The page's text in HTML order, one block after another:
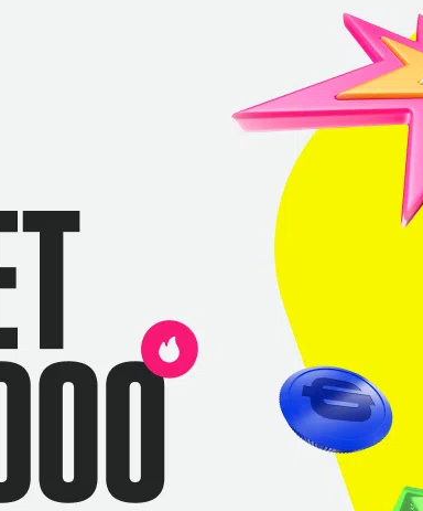
СТАТИСТИКА МАТЧА
ESL One Berlin Major 2023. 26.04.2023
– 0 G2.IG
СТАТИСТИКА МАТЧА
ESL One Berlin Major 2023. 26.04.2023
–
DreamLeague Season 19. 22.04.2023
Tundra –
СТАТИСТИКА МАТЧА